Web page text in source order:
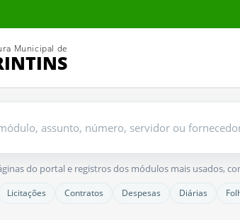
Municipal de
do portal e registros dos módulos mais usados,
Licitações Contratos Despesas Diárias